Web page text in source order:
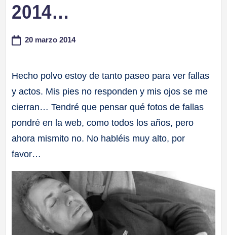
2014…
20 marzo 2014
Hecho polvo estoy de tanto paseo para ver fallas
y actos. Mis pies no responden y mis ojos se me
cierran… Tendré que pensar qué fotos de fallas
pondré en la web, como todos los años, pero
ahora mismito no. No habléis muy alto, por
favor…